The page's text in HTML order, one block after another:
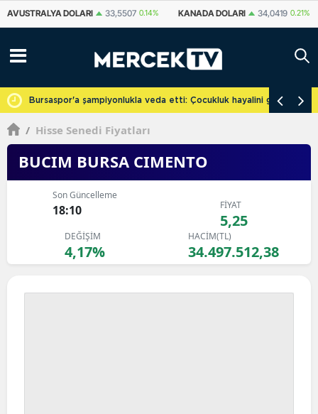
KANADA DOLARI 34,0419 0.21% İSVIÇRE FRANKI 58,7291 0.21%
Bursaspor'a şampiyonlukla veda etti: Çocukluk hayalini
/ Hisse Senedi Fiyatları
BUCIM BURSA CIMENTO
Son Güncelleme
18:10 FİYAT
5,25
DEĞİŞİM
4,17%
HACİM(TL)
34.497.512,38